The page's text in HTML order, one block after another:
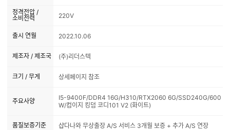
정격전압 /
소비전력
220V
출시 연월 2022.10.06
제조자 / 제조국 (주)리더스텍
크기 / 무게 상세페이지 참조
주요사양
I5-9400F/DDR4 16G/H310/RTX2060 6G/SSD240G/600
W/컴이지 킹덤 코디101 V2 (화이트)
품질보증기준 샵다나와 무상출장 A/S 서비스 3개월 보증 + 추가 A/S 연장